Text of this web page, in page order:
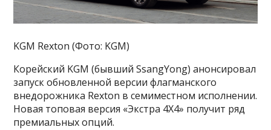
KGM Rexton (Фото: KGM)
Корейский KGM (бывший SsangYong) анонсировал
запуск обновленной версии флагманского
внедорожника Rexton в семиместном исполнении.
Новая топовая версия «Экстра 4Х4» получит ряд
премиальных опций.